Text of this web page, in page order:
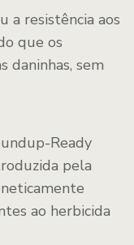
a resistência aos
que os
daninhas, sem
Ready
pela
ao herbicida